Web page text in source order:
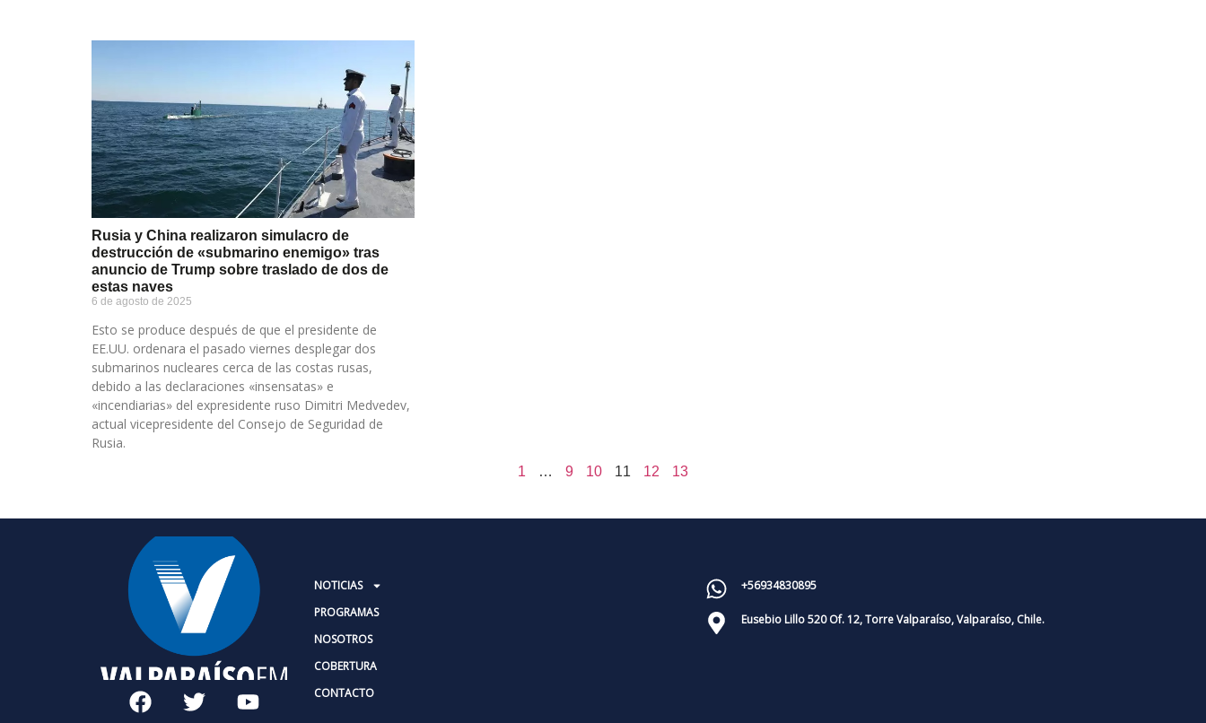
Rusia y China realizaron simulacro de
destrucción de «submarino enemigo» tras
anuncio de Trump sobre traslado de dos de
estas naves
6 de agosto de 2025
Esto se produce después de que el presidente de
EE.UU. ordenara el pasado viernes desplegar dos
submarinos nucleares cerca de las costas rusas,
debido a las declaraciones «insensatas» e
«incendiarias» del expresidente ruso Dimitri Medvedev,
actual vicepresidente del Consejo de Seguridad de
Rusia.
1 … 9 10 11 12 13
NOTICIAS
PROGRAMAS
NOSOTROS
COBERTURA
CONTACTO
+56934830895
Eusebio Lillo 520 Of. 12, Torre Valparaíso, Valparaíso, Chile.